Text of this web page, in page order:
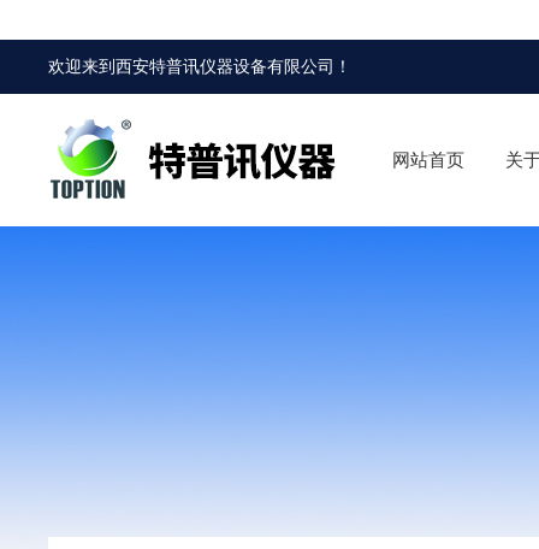
欢迎来到西安特普讯仪器设备有限公司 ！
网站首页 关